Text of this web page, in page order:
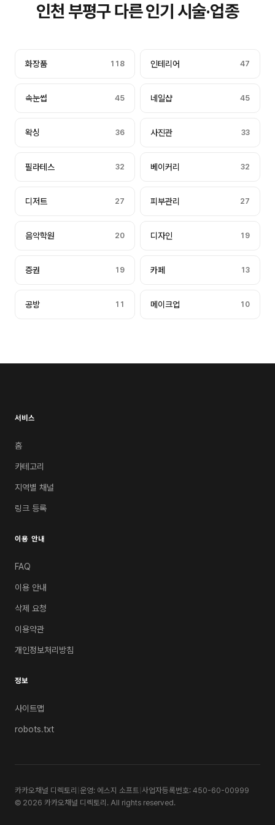
인천 부평구 다른 인기 시술·업종
화장품 118 인테리어 47
속눈썹 45 네일샵 45
왁싱 36 사진관 33
필라테스 32 베이커리 32
디저트 27 피부관리 27
음악학원 20 디자인 19
증권 19 카페 13
공방 11 메이크업 10
서비스
홈
카테고리
지역별 채널
링크 등록
이용 안내
FAQ
이용 안내
삭제 요청
이용약관
개인정보처리방침
정보
사이트맵
robots.txt
카카오채널 디렉토리 운영: 에스지 소프트 사업자등록번호: 450-60-00999
© 2026 카카오채널 디렉토리. All rights reserved.